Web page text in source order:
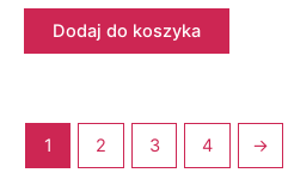
Dodaj do koszyka
1 2 3 4 →